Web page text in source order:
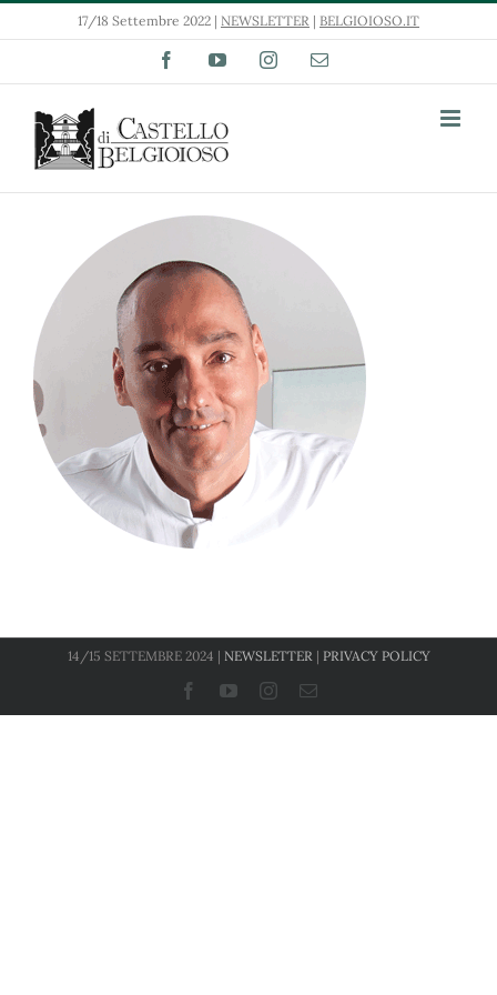
Salta
17/18 Settembre 2022 | NEWSLETTER | BELGIOIOSO.IT
FacebookYouTubeInstagramEmail
14/15 SETTEMBRE 2024 | NEWSLETTER| PRIVACY POLICY
FacebookYouTubeInstagram
Email